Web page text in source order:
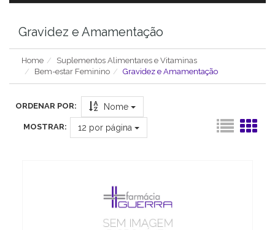
Gravidez e Amamentação
Home
Suplementos Alimentares e Vitaminas
Bem-estar Feminino
Gravidez e Amamentação
ORDENAR POR: Nome
MOSTRAR: 12 por página